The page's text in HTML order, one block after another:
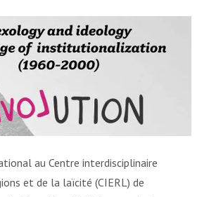
au Centre interdisciplinaire
et de la laïcité (CIERL) de